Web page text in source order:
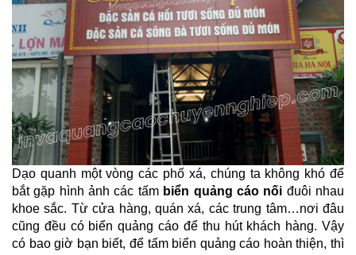
Dạo quanh một vòng các phố xá, chúng ta không khó để
bắt gặp hình ảnh các tấm biển quảng cáo nối đuôi nhau
khoe sắc. Từ cửa hàng, quán xá, các trung tâm…nơi đâu
cũng đều có biển quảng cáo để thu hút khách hàng. Vậy
có bao giờ bạn biết, để tấm biển quảng cáo hoàn thiện, thì